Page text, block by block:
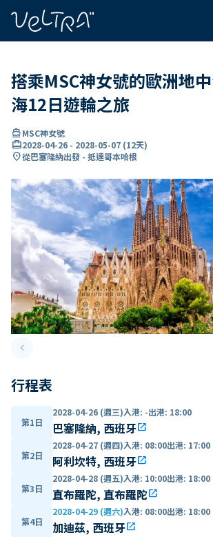
搭乘MSC神女號的歐洲地
海12日遊輪之旅
directions_boatMSC神女號
card_travel2028-04-26 - 2028-05-07 (12天)
location_on從巴塞隆納出發 - 抵達哥本哈根
keyboard_arrow_leftPrevious slide
行程表
第1日
2028-04-26 (週三)入港: -出港: 18:00
巴塞隆納, 西班牙open_in_new
第2日
2028-04-27 (週四)入港: 08:00出港: 17:00
阿利坎特, 西班牙open_in_new
第3日
2028-04-28 (週五)入港: 10:00出港: 18:00
直布羅陀, 直布羅陀open_in_new
第4日
2028-04-29 (週六)入港: 08:00出港: 18:00
加迪茲, 西班牙open_in_new